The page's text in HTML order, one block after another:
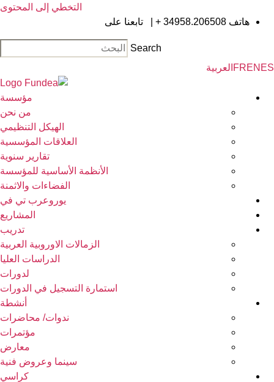
التخطي إلى المحتوى
هاتف34958.206508 +
| تابعنا على
Search
EN
FRالعربية
مؤسسة
من نحن
الهيكل التنظيمي
العلاقات المؤسسية
تقارير سنوية
الأنظمة الأساسية للمؤسسة
الفضاءات والاثمنة
يوروعرب تي في
المشاريع
تدريب
الزمالات الاوروبية العربية
الدراسات العليا
لدورات
استمارة التسجيل في الدورات
أنشطة
ندوات/ محاضرات
مؤتمرات
معارض
سينما وعروض فنية
كراسي